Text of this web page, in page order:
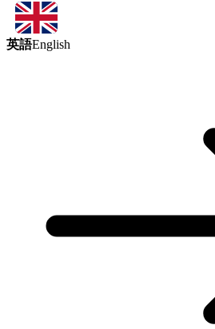
英語English